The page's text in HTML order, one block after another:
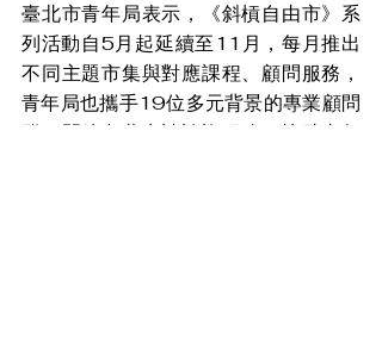
臺北市青年局表示，《斜槓自由市》系
列活動自5月起延續至11月，每月推出
不同主題市集與對應課程、顧問服務，
青年局也攜手19位多元背景的專業顧問
群，開放免費申請諮詢服務，協助青年